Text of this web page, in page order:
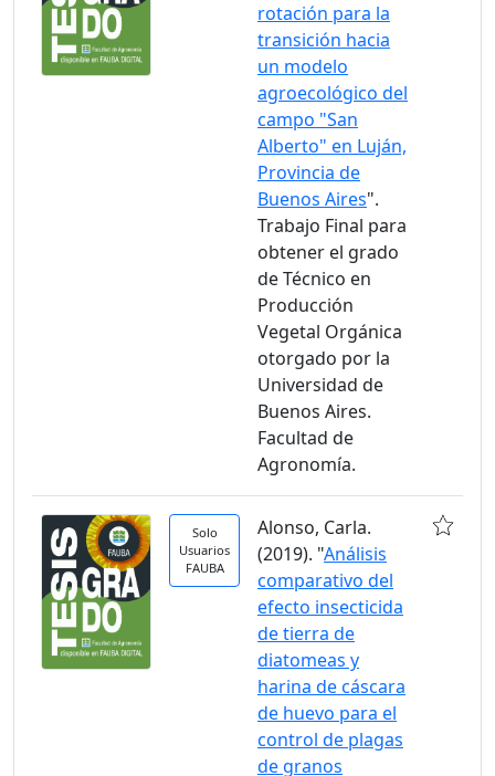
rotación para la
transición hacia
un modelo
agroecológico del
campo "San
Alberto" en Luján,
Provincia de
Buenos Aires".
Trabajo Final para
obtener el grado
de Técnico en
Producción
Vegetal Orgánica
otorgado por la
Universidad de
Buenos Aires.
Facultad de
Agronomía.
Solo
Usuarios
FAUBA
Alonso, Carla.
(2019). "Análisis
comparativo del
efecto insecticida
de tierra de
diatomeas y
harina de cáscara
de huevo para el
control de plagas
de granos